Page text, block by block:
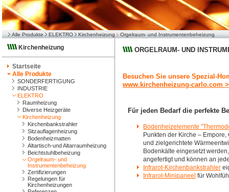
Alle Produkte ELEKTRO Kirchenheizung Orgelraum- und Instrumentenbeheizung
Kirchenheizung
Startseite
Alle Produkte
SONDERFERTIGUNG
INDUSTRIE
ELEKTRO
Raumheizung
Diverse Heizgeräte
Kirchenheizung
Kirchenbankstrahler
Sitzauflagenheizung
Bodenheizmatten
Altartisch-und Altarraumheizung
Beichtstuhlbeheizung
Orgelraum- und
Instrumentenbeheizung
Zertifizierungen
Regelungen für
Kirchenheizungen
ORGELRAUM- UND
Besuchen Sie unsere Spezial-
www.kirchenheizung-carlo.com
Für jeden Bedarf die perfekte
Bodenheizelemente
Punkten der Kirche –
und zielgerichtete
Bodenkälte eingesetzt
angefertigt und können an
Infrarot-Kirchenbankstrahler
Infrarot-Minipaneel für